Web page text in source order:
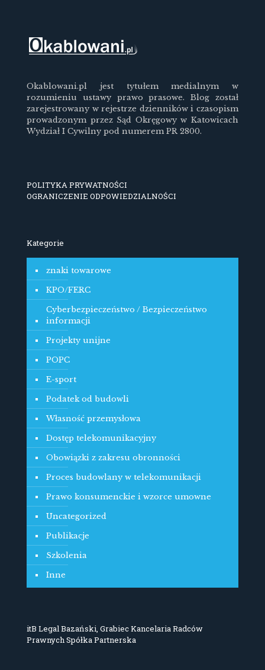
Okablowani.pl jest tytułem medialnym w
rozumieniu ustawy prawo prasowe. Blog został
zarejestrowany w rejestrze dzienników i czasopism
prowadzonym przez Sąd Okręgowy w Katowicach
Wydział I Cywilny pod numerem PR 2800.
POLITYKA PRYWATNOŚCI
OGRANICZENIE ODPOWIEDZIALNOŚCI
Kategorie
znaki towarowe
KPO/FERC
Cyberbezpieczeństwo / Bezpieczeństwo
informacji
Projekty unijne
POPC
E-sport
Podatek od budowli
Własność przemysłowa
Dostęp telekomunikacyjny
Obowiązki z zakresu obronności
Proces budowlany w telekomunikacji
Prawo konsumenckie i wzorce umowne
Uncategorized
Publikacje
Szkolenia
Inne
itB Legal Bazański, Grabiec Kancelaria Radców
Prawnych Spółka Partnerska